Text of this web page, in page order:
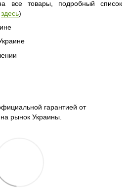
все товары, подробный список
здесь)
гарантией от
рынок Украины.